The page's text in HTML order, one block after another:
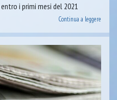
i primi mesi del 2021
Continua a leggere